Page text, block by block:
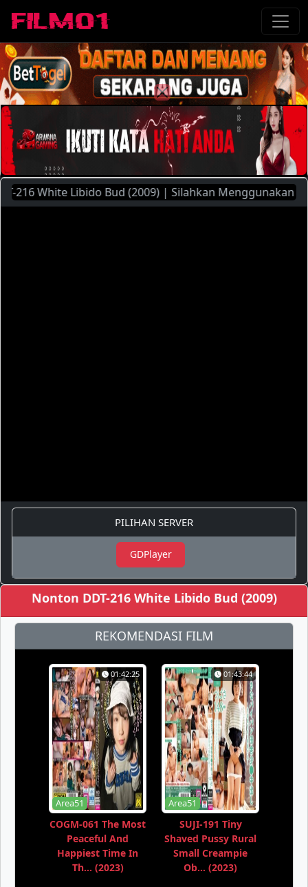
White Libido Bud (2009) | Silahkan Menggunakan
PILIHAN SERVER
GDPlayer
Nonton DDT-216 White Libido Bud (2009)
REKOMENDASI FILM
01:42:25
Area51
COGM-061 The Most
Peaceful And
Happiest Time In
Th... (2023)
01:43:44
Area51
SUJI-191 Tiny
Shaved Pussy Rural
Small Creampie
Ob... (2023)